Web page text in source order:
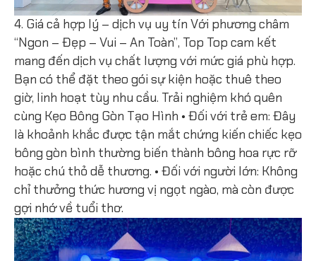
4. Giá cả hợp lý – dịch vụ uy tín Với phương châm
“Ngon – Đẹp – Vui – An Toàn”, Top Top cam kết
mang đến dịch vụ chất lượng với mức giá phù hợp.
Bạn có thể đặt theo gói sự kiện hoặc thuê theo
giờ, linh hoạt tùy nhu cầu. Trải nghiệm khó quên
cùng Kẹo Bông Gòn Tạo Hình • Đối với trẻ em: Đây
là khoảnh khắc được tận mắt chứng kiến chiếc kẹo
bông gòn bình thường biến thành bông hoa rực rỡ
hoặc chú thỏ dễ thương. • Đối với người lớn: Không
chỉ thưởng thức hương vị ngọt ngào, mà còn được
gợi nhớ về tuổi thơ.